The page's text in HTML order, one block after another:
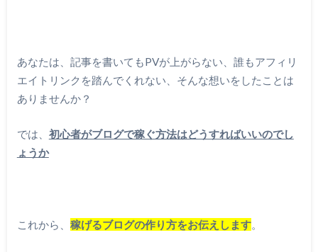
あなたは、記事を書いてもPVが上がらない、誰もアフィリ
エイトリンクを踏んでくれない、そんな想いをしたことは
ありませんか？
では、 初心者がブログで稼ぐ方法はどうすればいいのでし
ょうか
これから、 稼げるブログの作り方をお伝えします。